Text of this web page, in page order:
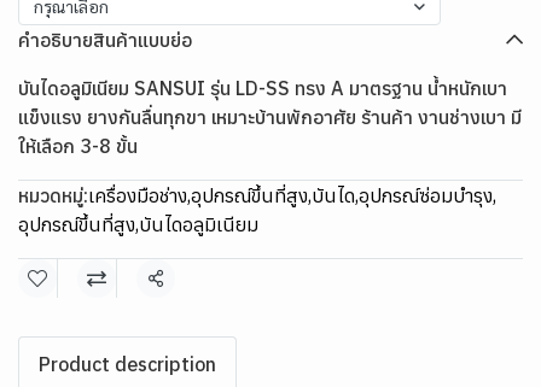
กรุณาเลือก
คำอธิบายสินค้าแบบย่อ
บันไดอลูมิเนียม SANSUI รุ่น LD-SS ทรง A มาตรฐาน น้ำหนักเบา
แข็งแรง ยางกันลื่นทุกขา เหมาะบ้านพักอาศัย ร้านค้า งานช่างเบา มี
ให้เลือก 3-8 ขั้น
หมวดหมู่:เครื่องมือช่าง,อุปกรณ์ขึ้นที่สูง,บันได,อุปกรณ์ซ่อมบำรุง,
อุปกรณ์ขึ้นที่สูง,บันไดอลูมิเนียม
แชร์
Product description